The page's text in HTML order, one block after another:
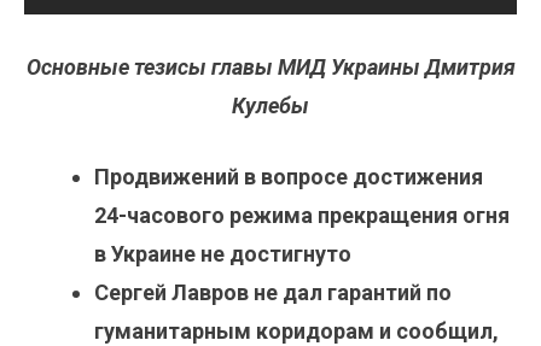
Основные тезисы главы МИД Украины Дмитрия
Кулебы
Продвижений в вопросе достижения
24-часового режима прекращения огня
в Украине не достигнуто
Сергей Лавров не дал гарантий по
гуманитарным коридорам и сообщил,